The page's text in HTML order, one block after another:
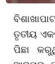
ତୃତୀୟ
ପିଛା